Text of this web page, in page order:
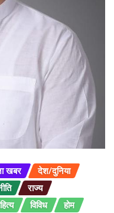
खबर
देश/दुनिया
राज्य
विविध होम